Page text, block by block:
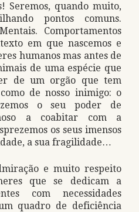
Seremos, quando muito,
pontos comuns.
Comportamentos
em que nascemos e
humanos mas antes de
de uma espécie que
de um orgão que tem
de nosso inimigo: o
o seu poder de
a coabitar com a
os seus imensos
a sua fragilidade…
e muito respeito
que se dedicam a
com necessidades
quadro de deficiência